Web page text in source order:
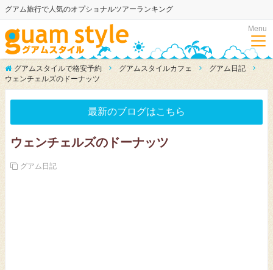
グアム旅行で人気のオプショナルツアーランキング
Menu
グアムスタイルで格安予約 グアムスタイルカフェ
グアム日記
ウェンチェルズのドーナッツ
最新のブログはこちら
ウェンチェルズのドーナッツ
グアム日記